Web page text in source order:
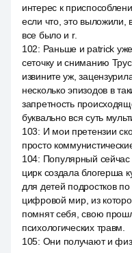
интерес к
если что, это выложили,
все было и r.
102: Раньше и patrick
сеточку и сниманию
извините уж,
несколько эпизодов в
запретность
буквально вся суть
103: И мои претензии
просто
104: Популярный
цирк создала блогерша
для детей подростков
цифровой мир, из
помнят себя, свою
психологических травм.
105: Они получают и